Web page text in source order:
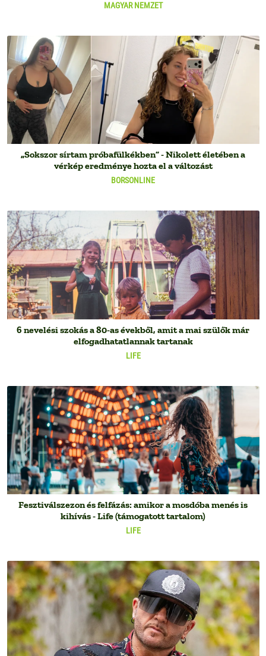
MAGYAR NEMZET
BORSONLINE
„Sokszor sírtam próbafülkékben” - Nikolett életében a
vérkép eredménye hozta el a változást
LIFE
6 nevelési szokás a 80-as évekből, amit a mai szülők már
elfogadhatatlannak tartanak
LIFE
Fesztiválszezon és felfázás: amikor a mosdóba menés is
kihívás - Life (támogatott tartalom)